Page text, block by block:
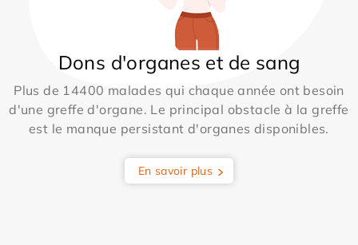
Dons d'organes et de sang
Plus de 14400 malades qui chaque année ont besoin
d'une greffe d'organe. Le principal obstacle à la greffe
est le manque persistant d'organes disponibles.
En savoir plus